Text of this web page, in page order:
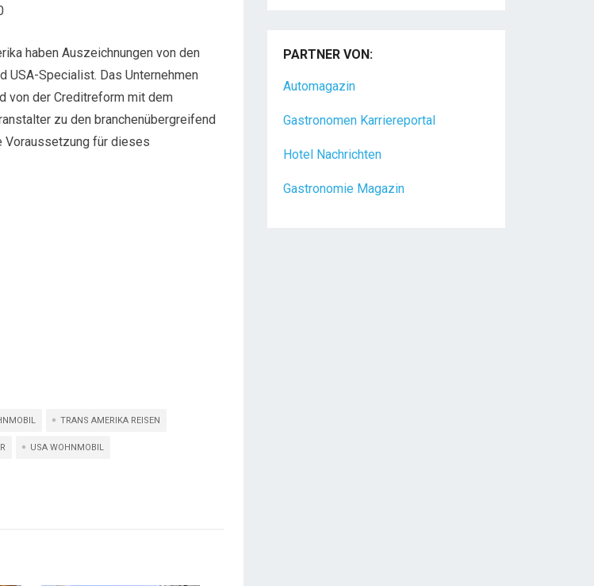
haben Auszeichnungen von den
USA-Specialist. Das Unternehmen
von der Creditreform mit dem
zu den branchenübergreifend
Voraussetzung für dieses
TRANS AMERIKA REISEN
USA WOHNMOBIL
Dein Arbeitsplatz mit
Urlaubsfeeling Chef de Rang
Leidenschaft und liebst[...]
PARTNER VON:
Automagazin
Gastronomen Karriereportal
Hotel Nachrichten
Gastronomie Magazin